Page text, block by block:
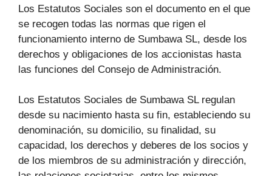
Los Estatutos Sociales son el documento en el que
se recogen todas las normas que rigen el
funcionamiento interno de Sumbawa SL, desde los
derechos y obligaciones de los accionistas hasta
las funciones del Consejo de Administración.
Los Estatutos Sociales de Sumbawa SL regulan
desde su nacimiento hasta su fin, estableciendo su
denominación, su domicilio, su finalidad, su
capacidad, los derechos y deberes de los socios y
de los miembros de su administración y dirección,